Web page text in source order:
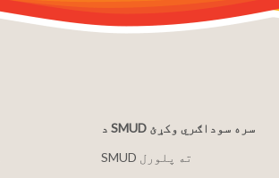
د SMUD سره سوداګري وکړئ
SMUD ته پلورل